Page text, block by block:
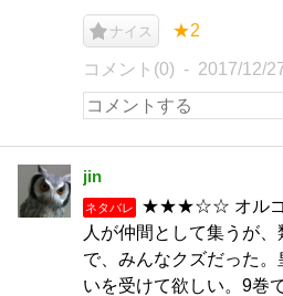
ナイス ★2
コメント(0) 2017/12/
jin
ネタバレ
★★★☆☆ オルゴ
人が仲間として集うが
で、みんなクズだった
いを受けて欲しい。9巻